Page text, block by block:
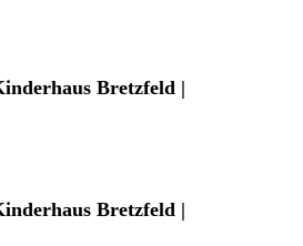
Bretzfeld |
Bretzfeld |